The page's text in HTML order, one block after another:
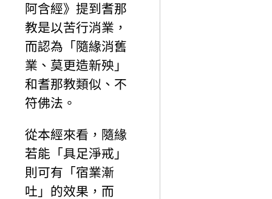
阿含經》提到耆那
教是以苦行消業，
而認為「隨緣消舊
業、莫更造新殃」
和耆那教類似、不
符佛法。
從本經來看，隨緣
若能「具足淨戒」
則可有「宿業漸
吐」的效果，而